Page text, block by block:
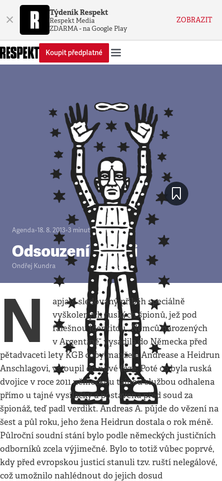
× Týdeník Respekt
Respekt Media
ZDARMA - na Google Play
ZOBRAZIT
Koupit předplatné
Agenda•18. 8. 2013•3 minuty
Odsouzení špioni
Ondřej Kundra
N
apjatě sledovaný příběh speciálně
vyškolených ruských špionů, jež pod
falešnou identitou „Němců narozených
v Argentině“ vysadila do Německa před
pětadvaceti lety KGB coby manžele Andrease a Heidrun
Anschlagovi, vstoupil do nové fáze. Poté co byla ruská
dvojice v roce 2011 německou tajnou službou odhalena
přímo u tajné vysílačky a postavena před soud za
špionáž, teď padl verdikt. Andreas A. půjde do vězení na
šest a půl roku, jeho žena Heidrun dostala o rok méně.
Půlroční soudní stání bylo podle německých justičních
odborníků zcela výjimečné. Bylo to totiž vůbec poprvé,
kdy před evropskou justicí stanuli tzv. ruští nelegálové,
což umožnilo nahlédnout do jejich dosud